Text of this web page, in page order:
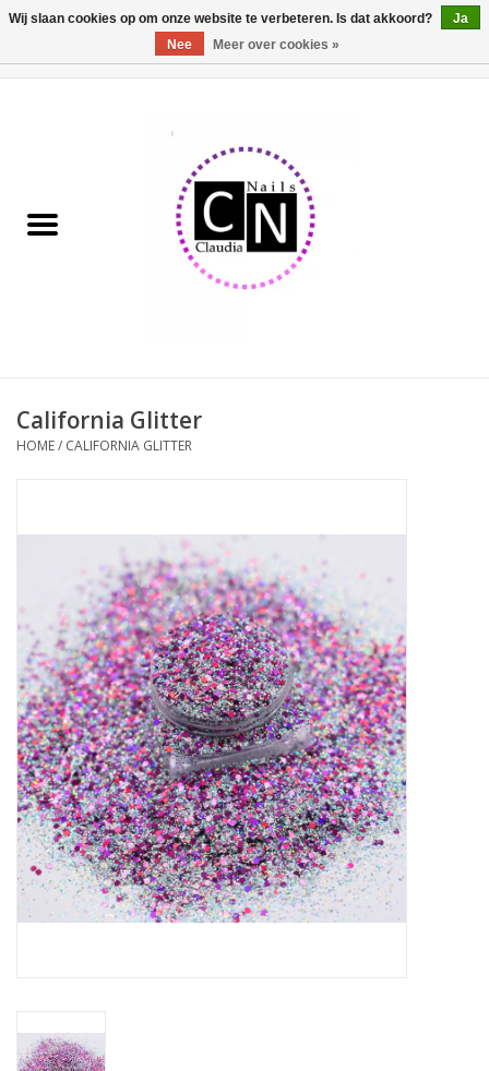
Pedicure producten
Acrylpoeder
Apparatuur
Meubilair
Gellak
NailArt Producten
Startpakketten
NIEUW! MBS Producten
Beauty Producten
California Glitter
HOME/ CALIFORNIA GLITTER
Wij slaan cookies op om onze website te verbeteren. Is dat akkoord?
Ja
Nee
Meer over cookies »